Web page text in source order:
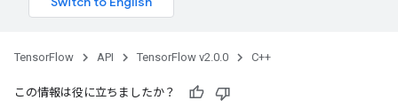
TensorFlow API TensorFlow v2.0.0 C++
この情報は役に立ちましたか？